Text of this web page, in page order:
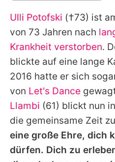
Alle Themen
App
Ulli Potofski (†73) ist
von 73 Jahren nach
Krankheit verstorben.
blickte auf eine lange
2016 hatte er sich
von Let's Dance
Llambi (61) blickt nun
die gemeinsame Zeit
eine große Ehre, dich
dürfen. Dich zu